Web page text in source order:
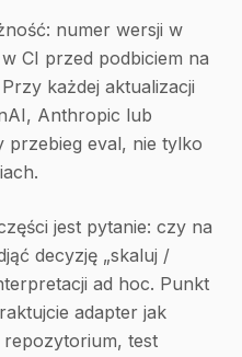
numer wersji w
CI przed podbiciem na
każdej aktualizacji
Anthropic lub
przebieg eval, nie tylko
jest pytanie: czy na
decyzję „skaluj /
ad hoc. Punkt
adapter jak
test